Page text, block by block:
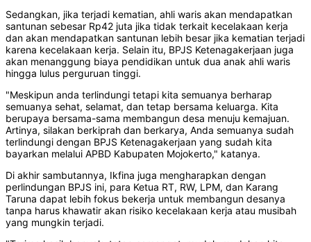
Sedangkan, jika terjadi kematian, ahli waris akan mendapatkan
santunan sebesar Rp42 juta jika tidak terkait kecelakaan kerja
dan akan mendapatkan santunan lebih besar jika kematian terjadi
karena kecelakaan kerja. Selain itu, BPJS Ketenagakerjaan juga
akan menanggung biaya pendidikan untuk dua anak ahli waris
hingga lulus perguruan tinggi.
"Meskipun anda terlindungi tetapi kita semuanya berharap
semuanya sehat, selamat, dan tetap bersama keluarga. Kita
berupaya bersama-sama membangun desa menuju kemajuan.
Artinya, silakan berkiprah dan berkarya, Anda semuanya sudah
terlindungi dengan BPJS Ketenagakerjaan yang sudah kita
bayarkan melalui APBD Kabupaten Mojokerto," katanya.
Di akhir sambutannya, Ikfina juga mengharapkan dengan
perlindungan BPJS ini, para Ketua RT, RW, LPM, dan Karang
Taruna dapat lebih fokus bekerja untuk membangun desanya
tanpa harus khawatir akan risiko kecelakaan kerja atau musibah
yang mungkin terjadi.